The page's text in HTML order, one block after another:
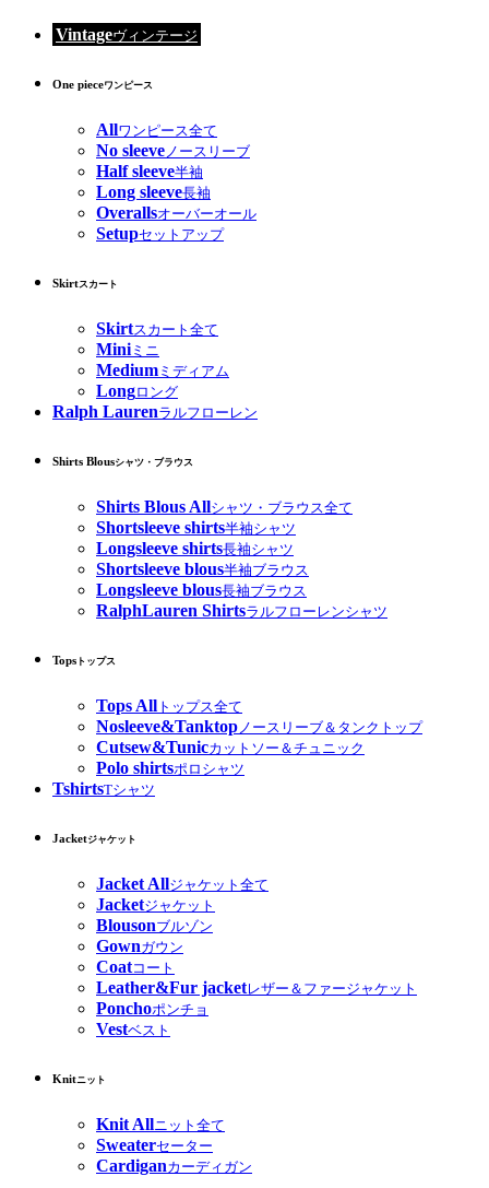
Vintageヴィンテージ
One pieceワンピース
Allワンピース全て
No sleeveノースリーブ
Half sleeve半袖
Long sleeve長袖
Overallsオーバーオール
Setupセットアップ
Skirtスカート
Skirtスカート全て
Miniミニ
Medium ミディアム
Longロング
Ralph Laurenラルフローレン
Shirts Blousシャツ・ブラウス
Shirts Blous Allシャツ・ブラウス全て
Shortsleeve shirts半袖シャツ
Longsleeve shirts長袖シャツ
Shortsleeve blous半袖ブラウス
Longsleeve blous長袖ブラウス
RalphLauren Shirtsラルフローレンシャツ
Tops トップス
Tops All トップス全て
Nosleeve&Tanktop ノースリーブ＆タンクトップ
Cutsew&Tunicカットソー＆チュニック
Polo shirtsポロシャツ
TshirtsTシャツ
Jacketジャケット
Jacket Allジャケット全て
Jacketジャケット
Blousonブルゾン
Gownガウン
Coatコート
Leather&Fur jacketレザー＆ファージャケット
Ponchoポンチョ
Vestベスト
Knitニット
Knit Allニット全て
Sweaterセーター
Cardiganカーディガン